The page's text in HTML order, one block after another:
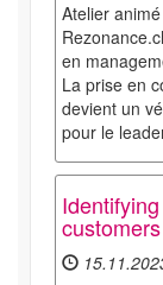
Atelier
en
La prise en
devient un
pour le
customers